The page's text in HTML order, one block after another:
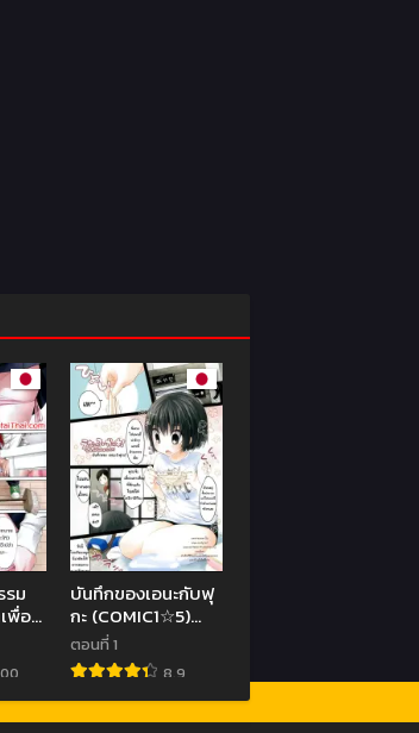
รม
พื่อน
บันทึกของเอนะกับฟุ
กะ (COMIC1☆5)
[MeltdoWN
COmet (Yukiu
Con)] Ena & Fuuka
no Hon! | Ena &
ตอนที่ 1
8.9